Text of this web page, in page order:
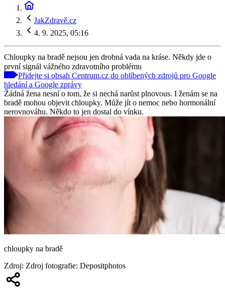
JakZdravě.cz
4. 9. 2025, 05:16
Chloupky na bradě nejsou jen drobná vada na kráse. Někdy jde o
první signál vážného zdravotního problému
Přidejte si obsah Centrum.cz do oblíbených zdrojů pro Google
hledání a Google zprávy
Žádná žena nesní o tom, že si nechá narůst plnovous. I ženám se na
bradě mohou objevit chloupky. Může jít o nemoc nebo hormonální
nerovnováhu. Někdo to jen dostal do vínku.
chloupky na bradě
Zdroj: Zdroj fotografie: Depositphotos